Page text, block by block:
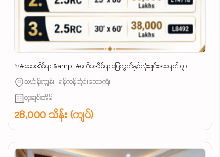
✨#မေခအိမ်ရာ &amp; #မလိခအိမ်ရာ မြေကွက်နှင့်လုံးချင်းအရောင်းများ
သင်္ဃန်းကျွန်း | ရန်ကုန်တိုင်းဒေသကြီး
လုံးချင်းအိမ်
28,000 သိန်း (ကျပ်)